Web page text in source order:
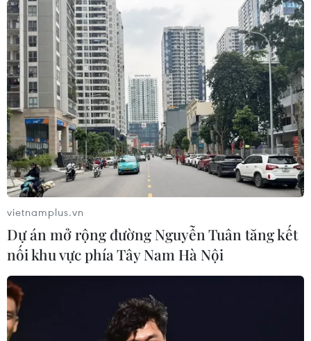
vietnamplus.vn
Dự án mở rộng đường Nguyễn Tuân tăng kết
nối khu vực phía Tây Nam Hà Nội